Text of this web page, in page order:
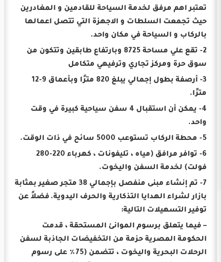
تعتبر اهم مرفق لخدمة السياحة للقادمين و المغادرين
حيث تجمعت السلطات و الاجهزة التي تتصل اعمالها
بالركاب و السياحة في مكان واحد.
2- تقع علي مساحة 8725 وبارتفاع طابقين وتتكون من
سوق حرة ومركز تجاري وترفيهي متكامل
3- أرصفة بطول إجمالي يبلغ 820 مترًا وبأعماق 9-12
مترًا.
4- يمكن أن استقبال 4 سفن سياحية كبيرة في وقت
واحد.
5- محطة الركاب تستوعب 5000 سائح في ذات الوقت.
6- توافر مرافق (مياه ، تليفونات ، كهرباء 220-280
فولت) لخدمة السفن واليخوت.
7- تم إنشاء مبنى منفصل بإجمالي 38 متجر صغير بمثابة
بازار لشراء الهدايا التذكارية والحرف اليدوية. فضلاً عن
توفير التسهيلات التالية:
– فيما يتعلق برسوم الموانئ المستحقة ، قدمت
الحكومة المصرية حزمة من التخفيضات الجاذبة لسفن
الرحلات البحرية واليخوت ، تتضمن (75٪ على رسوم